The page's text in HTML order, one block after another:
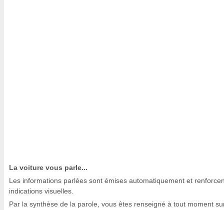
La voiture vous parle...
Les informations parlées sont émises automatiquement et
indications visuelles.
Par la synthèse de la parole, vous êtes renseigné à tout moment